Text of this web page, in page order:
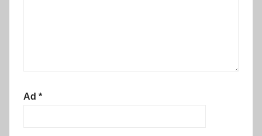
Ad *